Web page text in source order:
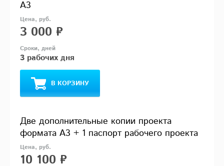
А3
3 000 ₽
3 рабочих дня
В КОРЗИНУ
Две дополнительные копии проекта
формата А3 + 1 паспорт рабочего проекта
10 100 ₽